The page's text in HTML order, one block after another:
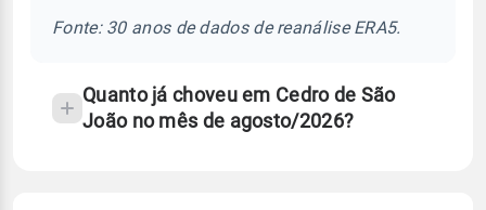
temperatura
Fonte: 30 anos de dados de reanálise ERA5.
Quanto já choveu em Cedro de São
João no mês de agosto/2026?